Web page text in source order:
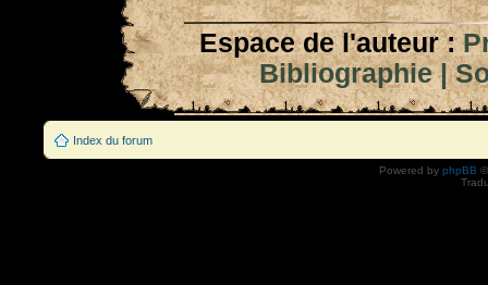
Espace de l'auteur :
Bibliographie|
Index du forum
Powered by phpBB